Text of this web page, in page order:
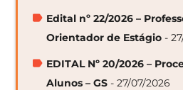
Edital nº 22/2026 –
Orientador de Estágio -
EDITAL Nº 20/2026 –
Alunos – GS - 27/07/2026